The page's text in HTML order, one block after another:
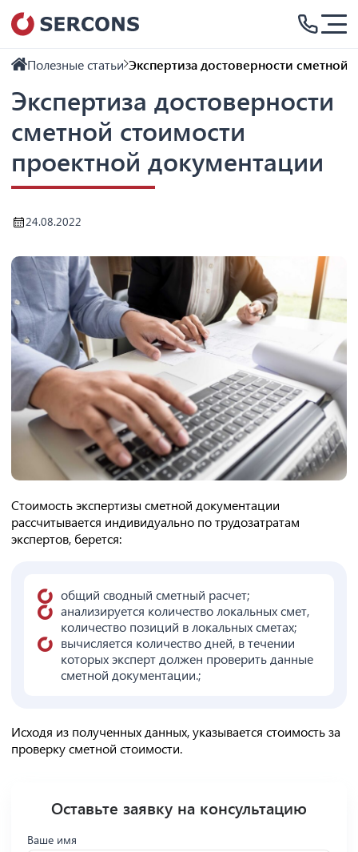
Полезные статьи Экспертиза достоверности
Экспертиза достоверности
сметной стоимости
проектной документации
24.08.2022
Стоимость экспертизы сметной документации
рассчитывается индивидуально по трудозатратам
экспертов, берется:
общий сводный сметный расчет;
анализируется количество локальных смет,
количество позиций в локальных сметах;
вычисляется количество дней, в течении
которых эксперт должен проверить данные
сметной документации.;
Исходя из полученных данных, указывается стоимость за
проверку сметной стоимости.
Оставьте заявку на консультацию
Ваше имя